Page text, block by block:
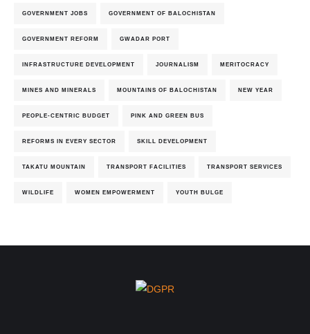
GOVERNMENT JOBS GOVERNMENT OF BALOCHISTAN
GOVERNMENT REFORM GWADAR PORT
INFRASTRUCTURE DEVELOPMENT JOURNALISM MERITOCRACY
MINES AND MINERALS MOUNTAINS OF BALOCHISTAN NEW YEAR
PEOPLE-CENTRIC BUDGET PINK AND GREEN BUS
REFORMS IN EVERY SECTOR SKILL DEVELOPMENT
TAKATU MOUNTAIN TRANSPORT FACILITIES TRANSPORT SERVICES
WILDLIFE WOMEN EMPOWERMENT YOUTH BULGE